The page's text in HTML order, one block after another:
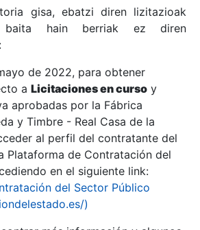
gisa, ebatzi diren lizitazioak
baita hain berriak ez diren
de 2022, para obtener
a Licitaciones en curso y
aprobadas por la Fábrica
y Timbre - Real Casa de la
al perfil del contratante del
Plataforma de Contratación del
en el siguiente link:
del Sector Público
)